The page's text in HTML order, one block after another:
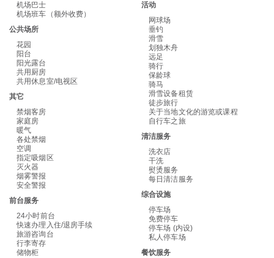
机场巴士
机场班车（额外收费）
公共场所
花园
阳台
阳光露台
共用厨房
共用休息室/电视区
其它
禁烟客房
家庭房
暖气
各处禁烟
空调
指定吸烟区
灭火器
烟雾警报
安全警报
前台服务
24小时前台
快速办理入住/退房手续
旅游咨询台
行李寄存
储物柜
活动
网球场
垂钓
滑雪
划独木舟
远足
骑行
保龄球
骑马
滑雪设备租赁
徒步旅行
关于当地文化的游览或课程
自行车之旅
清洁服务
洗衣店
干洗
熨烫服务
每日清洁服务
综合设施
停车场
免费停车
停车场 (内设)
私人停车场
餐饮服务